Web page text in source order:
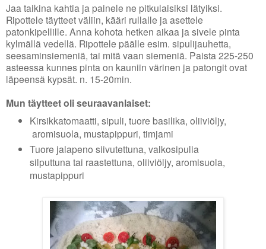
Jaa taikina kahtia ja painele ne pitkulaisiksi lätyiksi.
Ripottele täytteet väliin, kääri rullalle ja asettele
patonkipellille. Anna kohota hetken aikaa ja sivele pinta
kylmällä vedellä. Ripottele päälle esim. sipulijauhetta,
seesaminsiemeniä, tai mitä vaan siemeniä. Paista 225-250
asteessa kunnes pinta on kauniin värinen ja patongit ovat
läpeensä kypsät. n. 15-20min.
Mun täytteet oli seuraavanlaiset:
Kirsikkatomaatti, sipuli, tuore basilika, oliiviöljy,
aromisuola, mustapippuri, timjami
Tuore jalapeno siivutettuna, valkosipulia
silputtuna tai raastettuna, oliiviöljy, aromisuola,
mustapippuri